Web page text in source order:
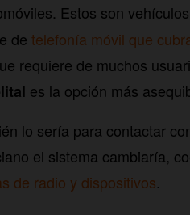
Estos son
de telefonía móvil que
requiere de muchos
es la opción más
lo sería para contactar
el sistema cambiaría,
de radio y dispositivos.